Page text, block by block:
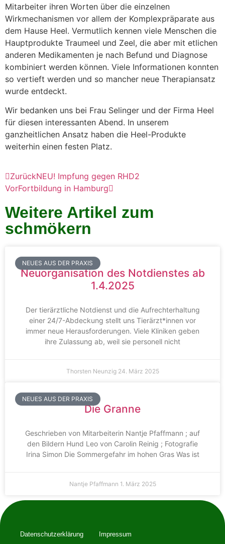
Mitarbeiter ihren Worten über die einzelnen
Wirkmechanismen vor allem der Komplexpräparate aus
dem Hause Heel. Vermutlich kennen viele Menschen die
Hauptprodukte Traumeel und Zeel, die aber mit etlichen
anderen Medikamenten je nach Befund und Diagnose
kombiniert werden können. Viele Informationen konnten
so vertieft werden und so mancher neue Therapiansatz
wurde entdeckt.
Wir bedanken uns bei Frau Selinger und der Firma Heel
für diesen interessanten Abend. In unserem
ganzheitlichen Ansatz haben die Heel-Produkte
weiterhin einen festen Platz.
ZurückNEU! Impfung gegen RHD2
VorFortbildung in Hamburg
Weitere Artikel zum
schmökern
NEUES AUS DER PRAXIS
Neuorganisation des Notdienstes ab
1.4.2025
Der tierärztliche Notdienst und die Aufrechterhaltung
einer 24/7-Abdeckung stellt uns Tierärzt*innen vor
immer neue Herausforderungen. Viele Kliniken geben
ihre Zulassung ab, weil sie personell nicht
Thorsten Neunzig 24. März 2025
NEUES AUS DER PRAXIS
Die Granne
Geschrieben von Mitarbeiterin Nantje Pfaffmann ; auf
den Bildern Hund Leo von Carolin Reinig ; Fotografie
Irina Simon Die Sommergefahr im hohen Gras Was ist
Nantje Pfaffmann 1. März 2025
Datenschutzerklärung Impressum